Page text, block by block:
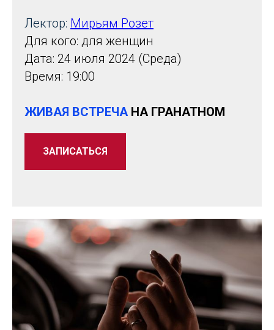
Лектор: Мирьям Розет
Для кого: для женщин
Дата: 24 июля 2024 (Среда)
Время: 19:00
ЖИВАЯ ВСТРЕЧАНА ГРАНАТНОМ
ЗАПИСАТЬСЯ